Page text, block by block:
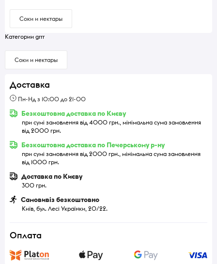
Соки и нектары
Категории grrr
Соки и нектары
Доставка
Пн-Нд з 10:00 до 21-00
Безкоштовна доставка по Києву
при сумі замовлення від 4000 грн., мінімальна сума замовлення
від 2000 грн.
Безкоштовна доставка по Печерському р-ну
при сумі замовлення від 2000 грн., мінімальна сума замовлення
від 1000 грн.
Доставка по Києву
300 грн.
Самовивіз безкоштовно
Київ, бул. Лесі Українки, 20/22.
Оплата